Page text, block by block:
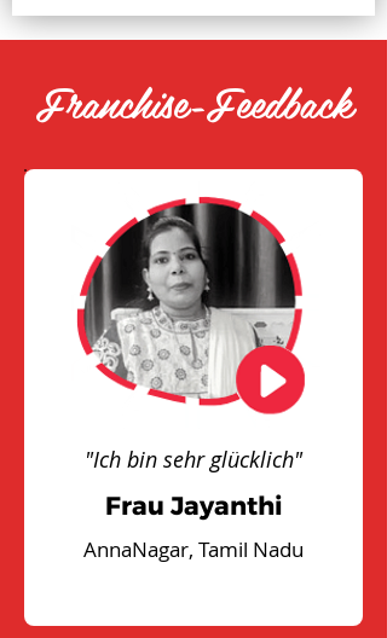
Franchise-Feedback
"Ich bin sehr glücklich"
Frau Jayanthi
AnnaNagar, Tamil Nadu